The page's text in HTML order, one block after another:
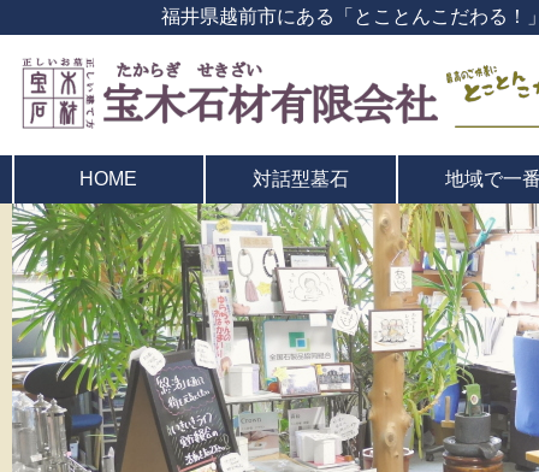
福井県越前市にある「とことんこだわる！
HOME 対話型墓石 地域で一